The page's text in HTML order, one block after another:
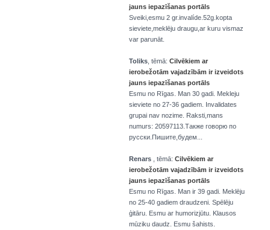
jauns iepazīšanas portāls
Sveiki,esmu 2 gr.invalíde.52g.kopta
sieviete,meklēju draugu,ar kuru vismaz
var parunāt.
Toliks , tēmā: Cilvēkiem ar
ierobežotām vajadzībām ir izveidots
jauns iepazīšanas portāls
Esmu no Rīgas. Man 30 gadi. Mekleju
sieviete no 27-36 gadiem. Invalidates
grupai nav nozime. Raksti,mans
numurs: 20597113.Также говорю по
русски.Пишите,будем...
Renars , tēmā: Cilvēkiem ar
ierobežotām vajadzībām ir izveidots
jauns iepazīšanas portāls
Esmu no Rīgas. Man ir 39 gadi. Meklēju
no 25-40 gadiem draudzeni. Spēlēju
ģitāru. Esmu ar humorizjūtu. Klausos
mūziku daudz. Esmu šahists.